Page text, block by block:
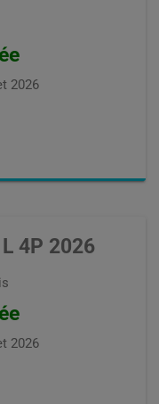
2026
L 4P 2026
2026